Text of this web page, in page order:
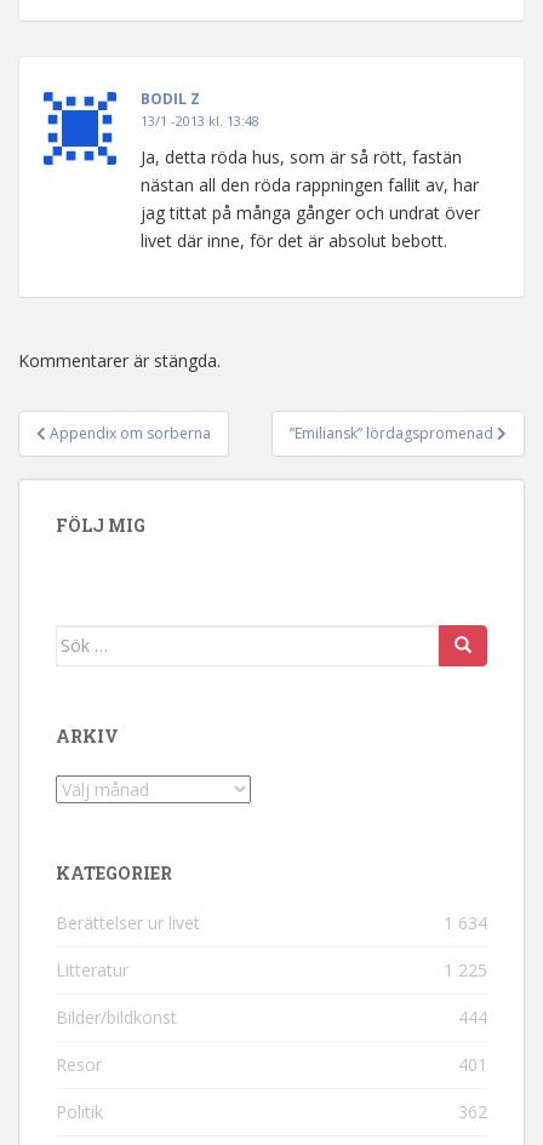
BODIL Z
13/1 -2013 kl. 13:48
Ja, detta röda hus, som är så rött, fastän
nästan all den röda rappningen fallit av, har
jag tittat på många gånger och undrat över
livet där inne, för det är absolut bebott.
Kommentarer är stängda.
Inläggsnavigering
Appendix om sorberna ”Emiliansk” lördagspromenad
FÖLJ MIG
Sök efter:
ARKIV
Arkiv
KATEGORIER
Berättelser ur livet 1 634
Litteratur 1 225
Bilder/bildkonst 444
Resor 401
Politik 362